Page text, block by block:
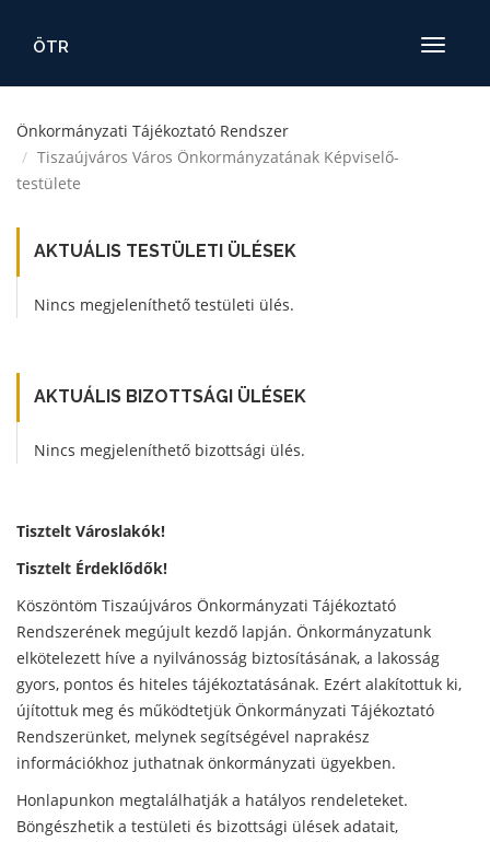
Toggle
ÖTR
Önkormányzati Tájékoztató Rendszer
Tiszaújváros Város Önkormányzatának Képviselő-
testülete
AKTUÁLIS TESTÜLETI ÜLÉSEK
Nincs megjeleníthető testületi ülés.
AKTUÁLIS BIZOTTSÁGI ÜLÉSEK
Nincs megjeleníthető bizottsági ülés.
Tisztelt Városlakók!
Tisztelt Érdeklődők!
Köszöntöm Tiszaújváros Önkormányzati Tájékoztató
Rendszerének megújult kezdő lapján. Önkormányzatunk
elkötelezett híve a nyilvánosság biztosításának, a lakosság
gyors, pontos és hiteles tájékoztatásának. Ezért alakítottuk ki,
újítottuk meg és működtetjük Önkormányzati Tájékoztató
Rendszerünket, melynek segítségével naprakész
információkhoz juthatnak önkormányzati ügyekben.
Honlapunkon megtalálhatják a hatályos rendeleteket.
Böngészhetik a testületi és bizottsági ülések adatait,